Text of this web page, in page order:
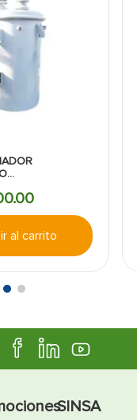
480V
.00
al carrito
SINSA